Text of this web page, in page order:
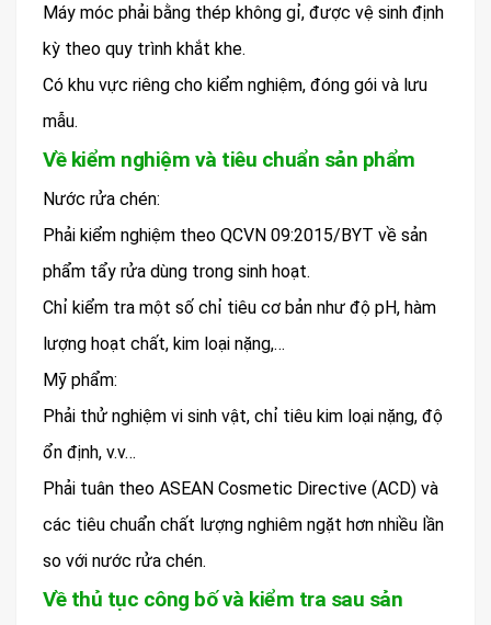
Máy móc phải bằng thép không gỉ, được vệ sinh định
kỳ theo quy trình khắt khe.
Có khu vực riêng cho kiểm nghiệm, đóng gói và lưu
mẫu.
Về kiểm nghiệm và tiêu chuẩn sản phẩm
Nước rửa chén:
Phải kiểm nghiệm theo QCVN 09:2015/BYT về sản
phẩm tẩy rửa dùng trong sinh hoạt.
Chỉ kiểm tra một số chỉ tiêu cơ bản như độ pH, hàm
lượng hoạt chất, kim loại nặng,…
Mỹ phẩm:
Phải thử nghiệm vi sinh vật, chỉ tiêu kim loại nặng, độ
ổn định, v.v…
Phải tuân theo ASEAN Cosmetic Directive (ACD) và
các tiêu chuẩn chất lượng nghiêm ngặt hơn nhiều lần
so với nước rửa chén.
Về thủ tục công bố và kiểm tra sau sản